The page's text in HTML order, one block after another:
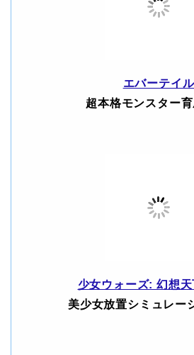
エバーテイル
超本格モンスター
少女ウォーズ: 幻想
美少女放置シミュレー